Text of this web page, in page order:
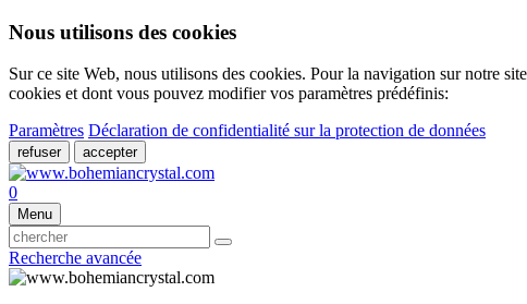
Nous utilisons des cookies
Sur ce site Web, nous utilisons des cookies. Pour la navigation sur notre
cookies et dont vous pouvez modifier vos paramètres prédéfinis:
Paramètres Déclaration de confidentialité sur la protection de données
refuser accepter
0
Menu
Recherche avancée